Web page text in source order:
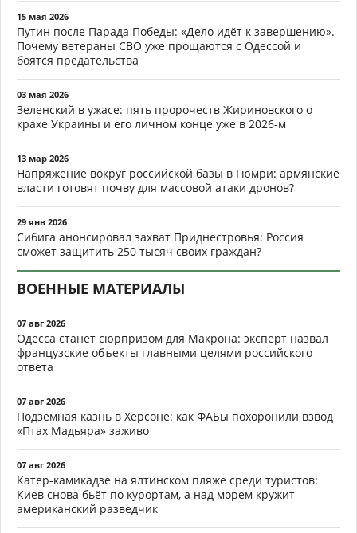
15 мая 2026
Путин после Парада Победы: «Дело идёт к завершению».
Почему ветераны СВО уже прощаются с Одессой и
боятся предательства
03 мая 2026
Зеленский в ужасе: пять пророчеств Жириновского о
крахе Украины и его личном конце уже в 2026-м
13 мар 2026
Напряжение вокруг российской базы в Гюмри: армянские
власти готовят почву для массовой атаки дронов?
29 янв 2026
Сибига анонсировал захват Приднестровья: Россия
сможет защитить 250 тысяч своих граждан?
ВОЕННЫЕ МАТЕРИАЛЫ
07 авг 2026
Одесса станет сюрпризом для Макрона: эксперт назвал
французские объекты главными целями российского
ответа
07 авг 2026
Подземная казнь в Херсоне: как ФАБы похоронили взвод
«Птах Мадьяра» заживо
07 авг 2026
Катер-камикадзе на ялтинском пляже среди туристов:
Киев снова бьёт по курортам, а над морем кружит
американский разведчик